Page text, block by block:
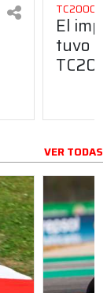
TC2000
El
tuvo
VER TODAS